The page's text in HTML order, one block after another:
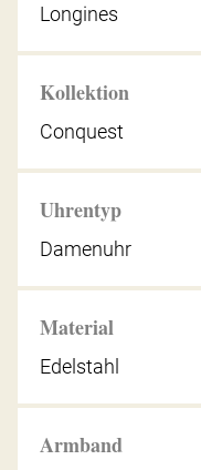
Longines
Kollektion
Conquest
Uhrentyp
Damenuhr
Material
Edelstahl
Armband